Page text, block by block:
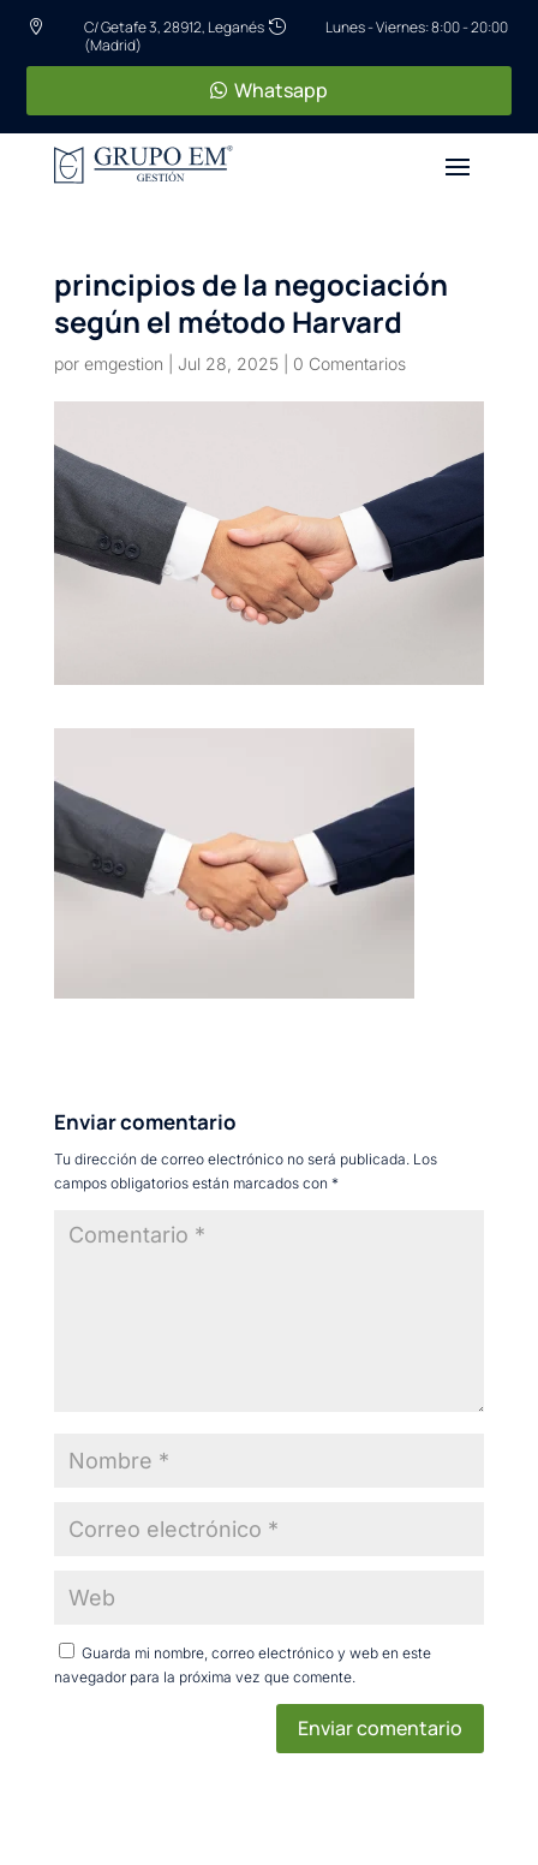

C/ Getafe 3, 28912, Leganés
(Madrid)
 Lunes - Viernes: 8:00 - 20:00
Whatsapp
principios de la negociación
según el método Harvard
por emgestion Jul 28, 2025| 0 Comentarios
Enviar comentario
Tu dirección de correo electrónico no será publicada. Los
campos obligatorios están marcados con *
Guarda mi nombre, correo electrónico y web en este
navegador para la próxima vez que comente.